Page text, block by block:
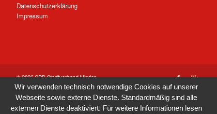
Datenschutzerklärung
Impressum
© 2026 SPD Stadtverband Minden
Wir verwenden technisch notwendige Cookies auf unserer
Webseite sowie externe Dienste. Standardmäßig sind alle
externen Dienste deaktiviert. Für weitere Informationen lesen